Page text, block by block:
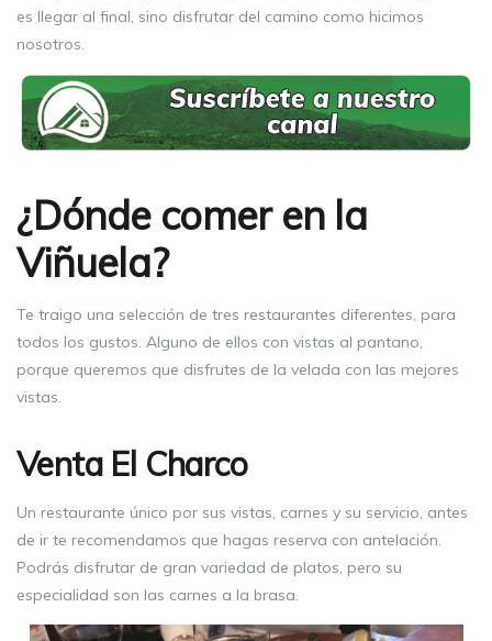
es llegar al final, sino disfrutar del camino como hicimos
nosotros.
¿Dónde comer en la
Viñuela?
Te traigo una selección de tres restaurantes diferentes, para
todos los gustos. Alguno de ellos con vistas al pantano,
porque queremos que disfrutes de la velada con las mejores
vistas.
Venta El Charco
Un restaurante único por sus vistas, carnes y su servicio, antes
de ir te recomendamos que hagas reserva con antelación.
Podrás disfrutar de gran variedad de platos, pero su
especialidad son las carnes a la brasa.